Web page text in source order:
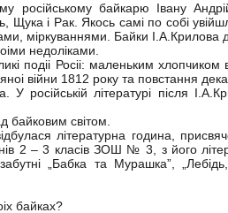
російському байкарю Івану
і Рак. Якось самі по собі
міркуваннями. Байки
недоліками.
подіі Росіі: маленьким хлопчиком
війни 1812 року та повстання
російській літературі після
байковим світом.
літературна година,
2 – 3 класів ЗОШ № 3, з його
„Бабка та Мурашка”,
байках?